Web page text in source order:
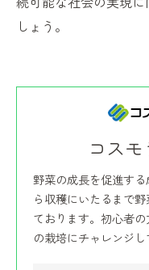
しょう。
コス
野菜の成長を促進す
ら収穫にいたるまで
ております。初心者
の栽培にチャレンジし